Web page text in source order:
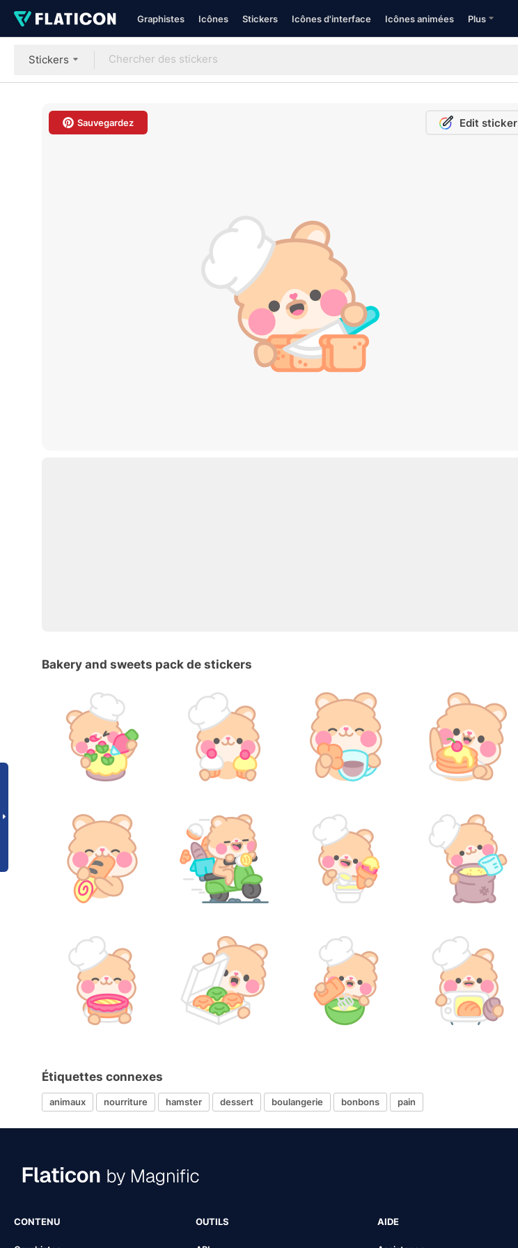
Graphistes Icônes Stickers Icônes d'interface Icônes animées Plus
Stickers
Sauvegardez Edit sticker
Bakery and sweets pack de stickers
Étiquettes connexes
animaux nourriture hamster dessert boulangerie bonbons pain
CONTENU OUTILS AIDE